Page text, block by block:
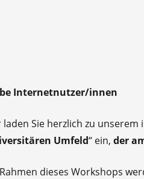
Internetnutzer/innen
laden Sie herzlich zu
Umfeld“ ein, der
dieses Workshops